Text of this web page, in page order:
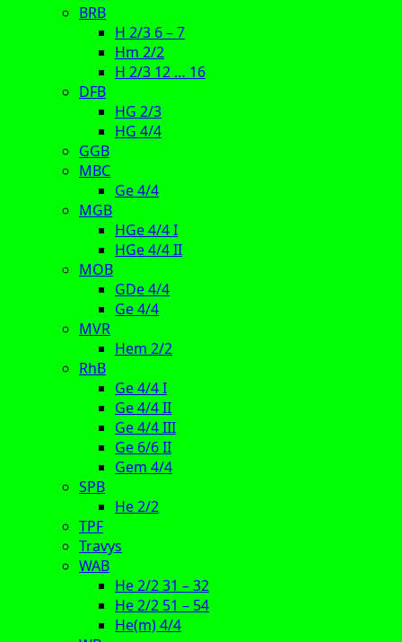
BRB
H 2/3 6 – 7
Hm 2/2
H 2/3 12 … 16
DFB
HG 2/3
HG 4/4
GGB
MBC
Ge 4/4
MGB
HGe 4/4 I
HGe 4/4 II
MOB
GDe 4/4
Ge 4/4
MVR
Hem 2/2
RhB
Ge 4/4 I
Ge 4/4 II
Ge 4/4 III
Ge 6/6 II
Gem 4/4
SPB
He 2/2
TPF
Travys
WAB
He 2/2 31 – 32
He 2/2 51 – 54
He(m) 4/4